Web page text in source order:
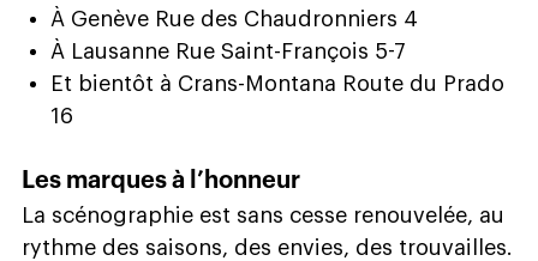
À Genève Rue des Chaudronniers 4
À Lausanne Rue Saint-François 5-7
Et bientôt à Crans-Montana Route du Prado
16
Les marques à l’honneur
La scénographie est sans cesse renouvelée, au
rythme des saisons, des envies, des trouvailles.